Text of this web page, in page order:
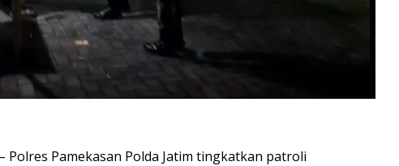
Polres Pamekasan Polda Jatim tingkatkan patroli